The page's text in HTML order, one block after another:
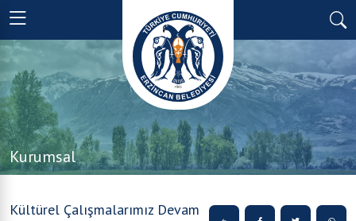
Kurumsal
Kültürel Çalışmalarımız Devam